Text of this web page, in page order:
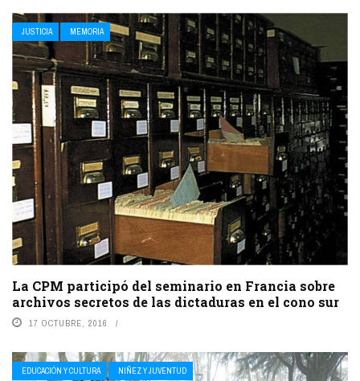
JUSTICIA MEMORIA
La CPM participó del seminario en Francia sobre
archivos secretos de las dictaduras en el cono sur
17 OCTUBRE, 2016
EDUCACIÓN Y CULTURA NIÑEZ Y JUVENTUD